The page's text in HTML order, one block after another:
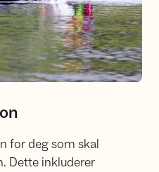
for deg som skal
Dette inkluderer